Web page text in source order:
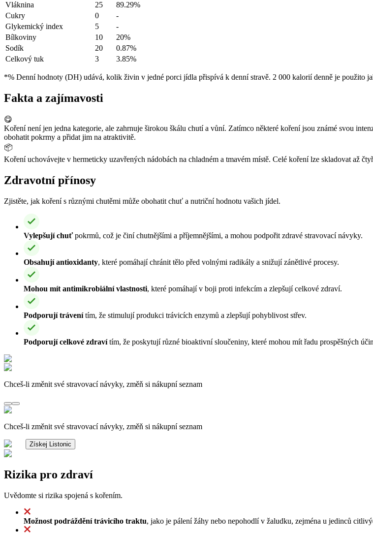
Vláknina
25
89.29%
Cukry
0
-
Glykemický index
5
-
Bílkoviny
10
20%
Sodík
20
0.87%
Celkový tuk
3 3.85%
*% Denní hodnoty (DH) udává, kolik živin v jedné porci jídla přispívá k denní stravě. 2 000 kalorií denně je použito
Fakta a zajímavosti
😋
Koření není jen jedna kategorie, ale zahrnuje širokou škálu chutí a vůní. Zatímco některé koření jsou známé svou
obohatit pokrmy a přidat jim na atraktivitě.
📦
Koření uchovávejte v hermeticky uzavřených nádobách na chladném a tmavém místě. Celé koření lze skladovat až
Zdravotní přínosy
Zjistěte, jak koření s různými chutěmi může obohatit chuť a nutriční hodnotu vašich jídel.
Vylepšují chuťpokrmů, což je činí chutnějšími a příjemnějšími, a mohou podpořit zdravé stravovací návyky.
Obsahují antioxidanty, které pomáhají chránit tělo před volnými radikály a snižují zánětlivé procesy.
Mohou mít antimikrobiální vlastnosti, které pomáhají v boji proti infekcím a zlepšují celkové zdraví.
Podporují trávenítím, že stimulují produkci trávicích enzymů a zlepšují pohyblivost střev.
Podporují celkové zdravítím, že poskytují různé bioaktivní sloučeniny, které mohou mít řadu prospěšných
Chceš-li změnit své stravovací návyky, změň si nákupní seznam
Chceš-li změnit své stravovací návyky, změň si nákupní seznam
Získej Listonic
Rizika pro zdraví
Uvědomte si rizika spojená s kořením.
Možnost podráždění trávicího traktu, jako je pálení žáhy nebo nepohodlí v žaludku, zejména u jedinců